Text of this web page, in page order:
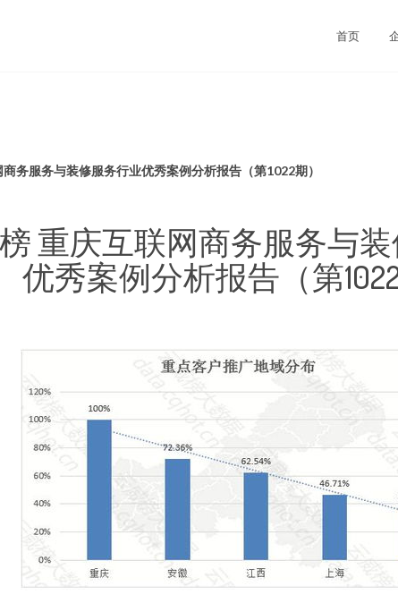
首页
务服务与装修服务行业优秀案例分析报告（第1022期）
重庆互联网商务服务与
优秀案例分析报告（第1022